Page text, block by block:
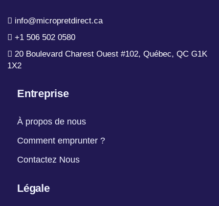
info@micropretdirect.ca
+1 506 502 0580
20 Boulevard Charest Ouest #102, Québec, QC G1K
1X2
Entreprise
À propos de nous
Comment emprunter ?
Contactez Nous
Légale